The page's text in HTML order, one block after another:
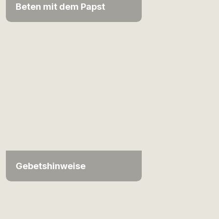
Beten mit dem Papst
Gebetshinweise